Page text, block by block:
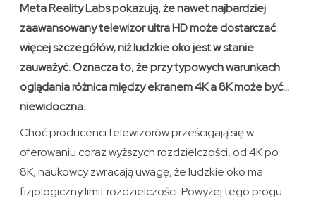
Meta Reality Labs pokazują, że nawet najbardziej
zaawansowany telewizor ultra HD może dostarczać
więcej szczegółów, niż ludzkie oko jest w stanie
zauważyć. Oznacza to, że przy typowych warunkach
oglądania różnica między ekranem 4K a 8K może być…
niewidoczna.
Choć producenci telewizorów prześcigają się w
oferowaniu coraz wyższych rozdzielczości, od 4K po
8K, naukowcy zwracają uwagę, że ludzkie oko ma
fizjologiczny limit rozdzielczości. Powyżej tego progu